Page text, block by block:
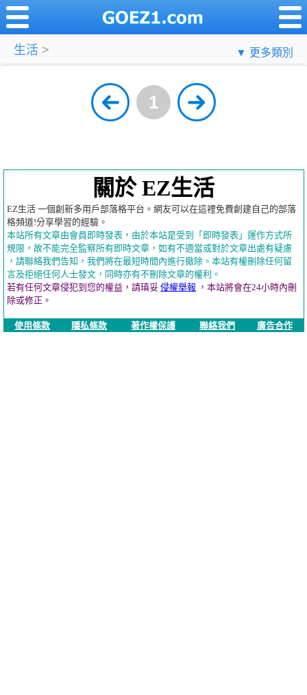
生活 > ▼ 更多類別
1
關於 EZ生活
EZ生活 一個創新多用戶部落格平台。網友可以在這裡免費創建自己的部落
格頻道!分享學習的經驗。
本站所有文章由會員即時發表，由於本站是受到「即時發表」運作方式所
規限，故不能完全監察所有即時文章，如有不適當或對於文章出處有疑慮
，請聯絡我們告知，我們將在最短時間內進行撤除。本站有權刪除任何留
言及拒絕任何人士發文，同時亦有不刪除文章的權利。
若有任何文章侵犯到您的權益，請瑱妥 侵權舉報 ，本站將會在24小時內刪
除或修正。
使用條款 隱私條款 著作權保護 聯絡我們 廣告合作